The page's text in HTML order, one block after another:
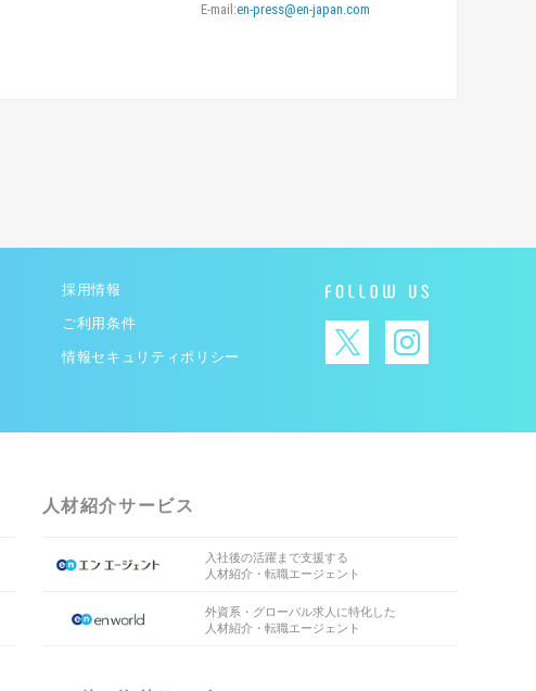
E-mail:en-press@en-japan.com
採用情報
ご利用条件
情報セキュリティポリシー
人材紹介サービス
入社後の活躍まで支援する
人材紹介・転職エージェント
外資系・グローバル求人に特化した
人材紹介・転職エージェント